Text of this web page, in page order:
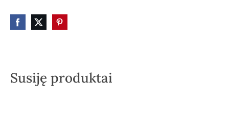
Susiję produktai